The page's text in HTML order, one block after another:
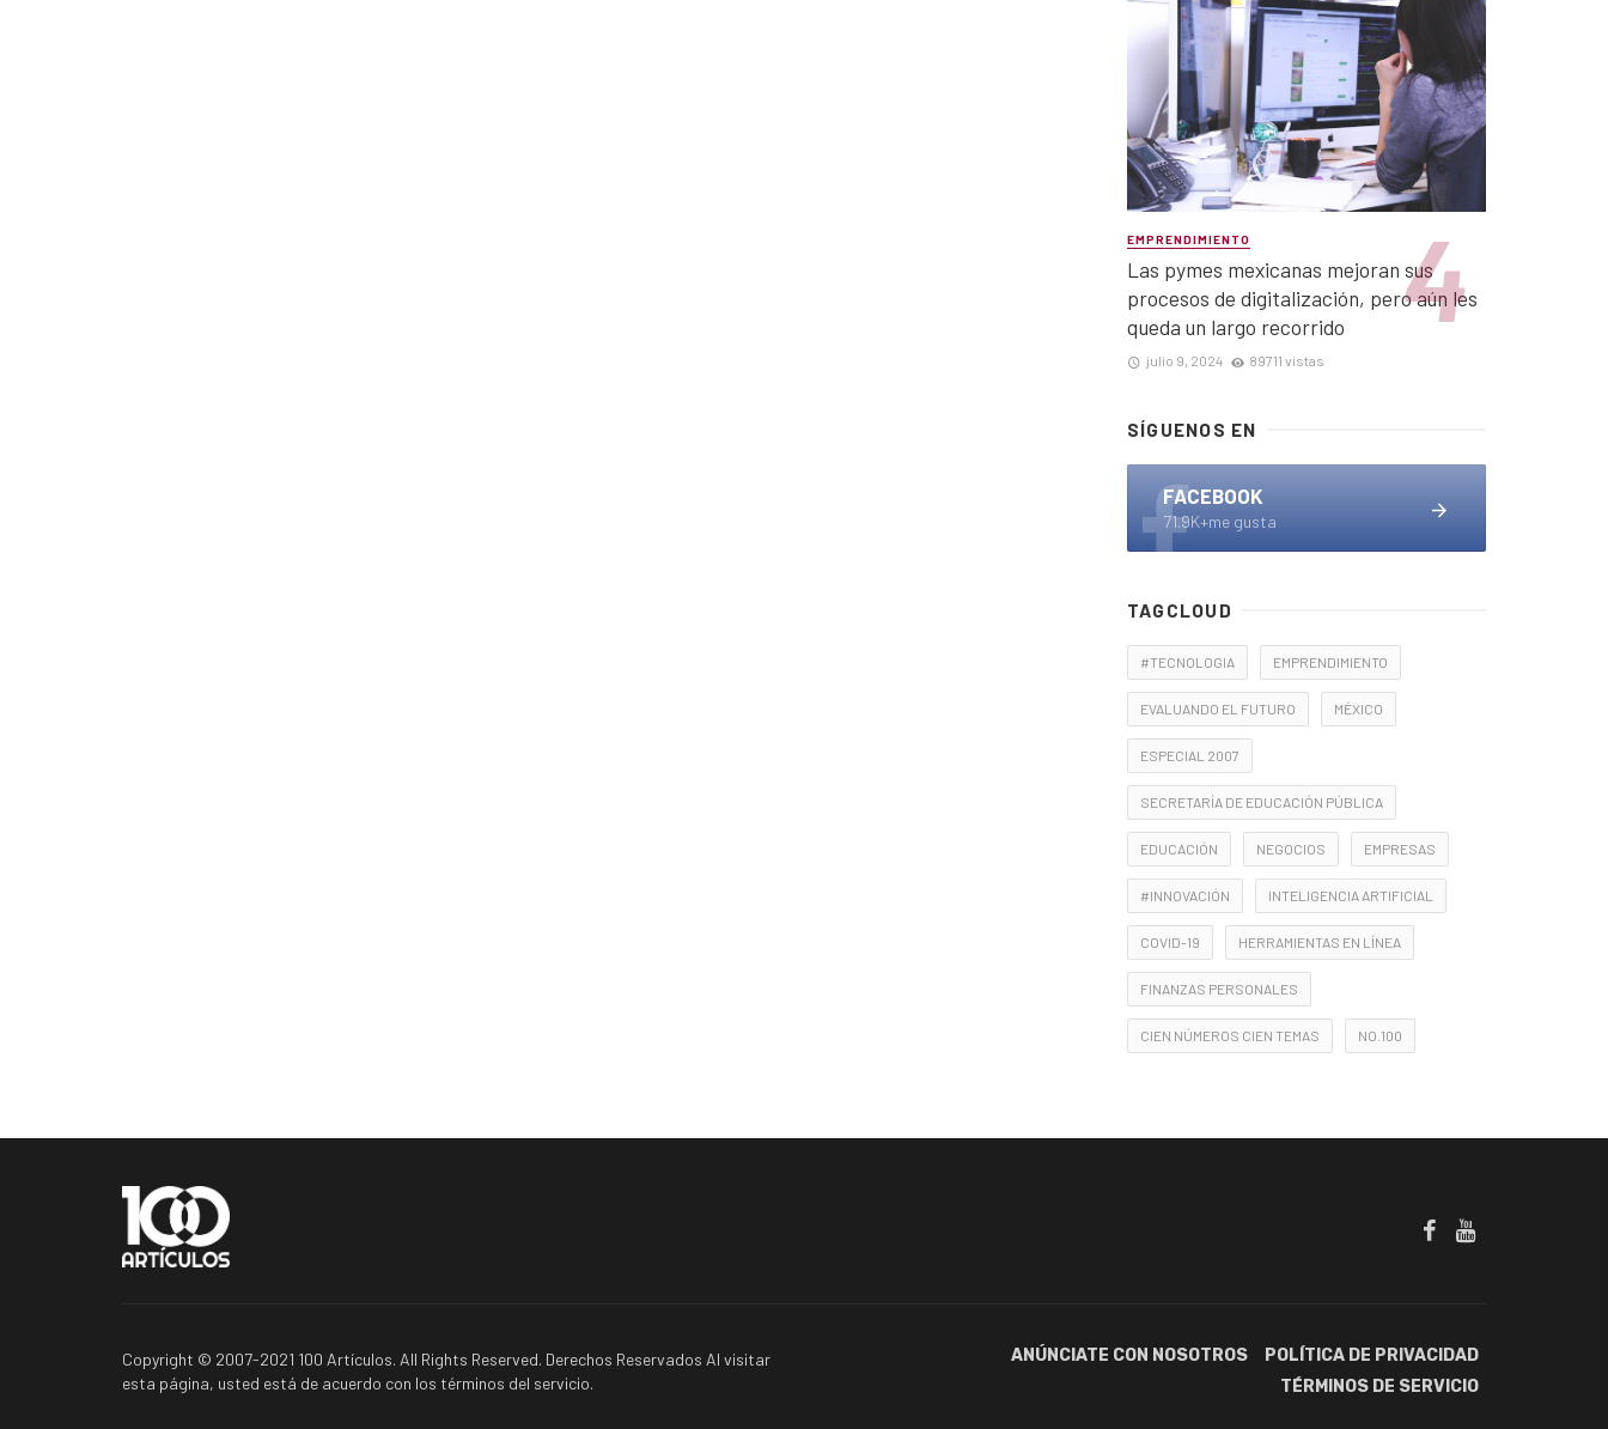
EMPRENDIMIENTO
Las pymes mexicanas mejoran sus
procesos de digitalización, pero aún les
queda un largo recorrido
julio 9, 2024 89711 vistas
SÍGUENOS EN
FACEBOOK
71.9K+me gusta
TAGCLOUD
#TECNOLOGIA EMPRENDIMIENTO
EVALUANDO EL FUTURO MÉXICO
ESPECIAL 2007
SECRETARÍA DE EDUCACIÓN PÚBLICA
EDUCACIÓN NEGOCIOS EMPRESAS
#INNOVACIÓN INTELIGENCIA ARTIFICIAL
COVID-19 HERRAMIENTAS EN LÍNEA
FINANZAS PERSONALES
CIEN NÚMEROS CIEN TEMAS NO.100
Copyright © 2007-2021 100 Artículos. All Rights Reserved. Derechos Reservados Al visitar
esta página, usted está de acuerdo con los términos del servicio.
ANÚNCIATE CON NOSOTROS
POLÍTICA DE PRIVACIDAD
TÉRMINOS DE SERVICIO